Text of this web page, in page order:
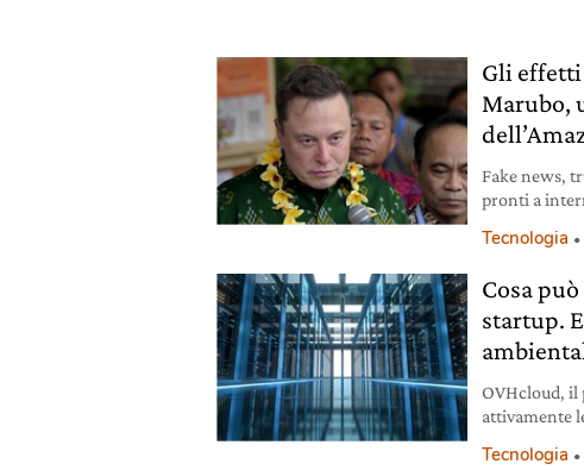
Gli
Marubo,
Fake news,
pronti a
Tecnologia
Cosa
startup.
OVHcloud, il
attivamente
Tecnologia